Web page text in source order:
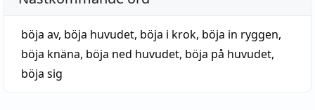
böja av, böja huvudet, böja i krok, böja in ryggen,
böja knäna, böja ned huvudet, böja på huvudet,
böja sig